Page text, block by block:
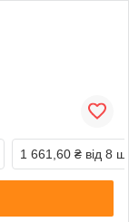
1 661,60 ₴ від 8